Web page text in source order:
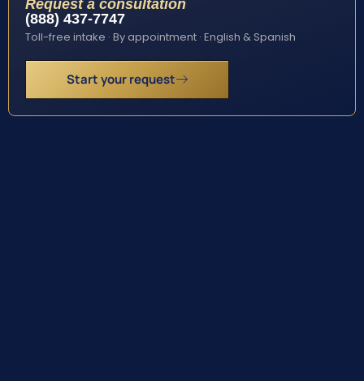
Request a consultation
(888) 437-7747
Toll-free intake · By appointment · English & Spanish
Start your request